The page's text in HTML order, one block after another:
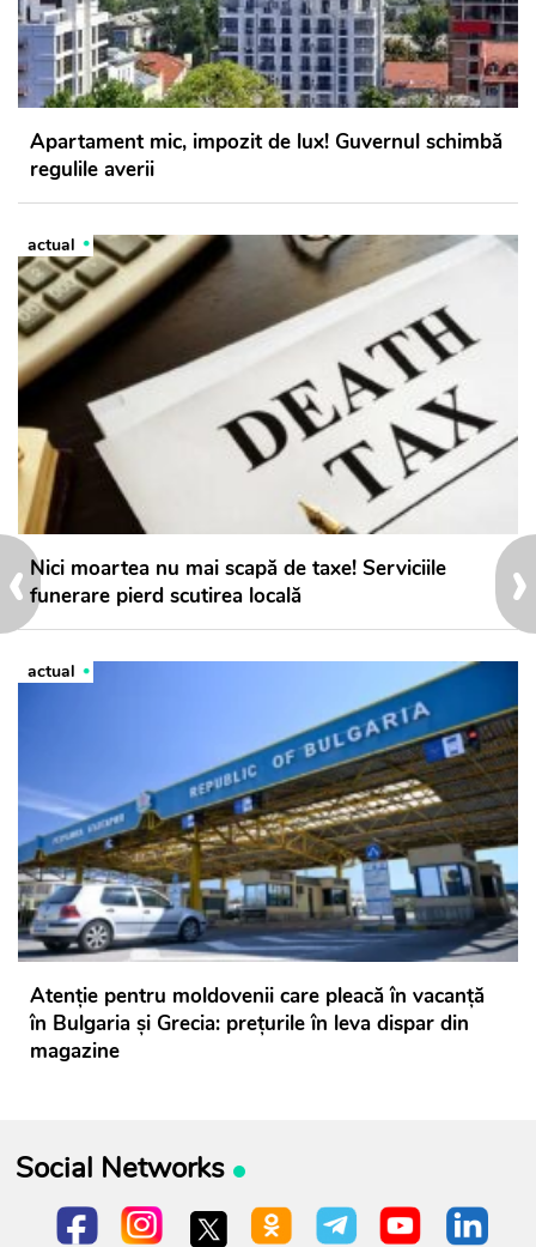
›
‹
Apartament mic, impozit de lux! Guvernul schimbă
regulile averii
actual
Nici moartea nu mai scapă de taxe! Serviciile
funerare pierd scutirea locală
actual
Atenție pentru moldovenii care pleacă în vacanță
în Bulgaria și Grecia: prețurile în leva dispar din
magazine
Social Networks